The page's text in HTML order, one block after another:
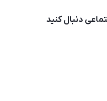
دنبال کنید